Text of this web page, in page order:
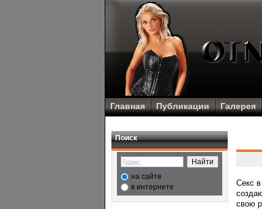
Главная Публикации Галерея
Поиск
на сайте
в интернете
Секс
свою